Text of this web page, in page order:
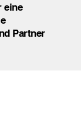
eine
Partner